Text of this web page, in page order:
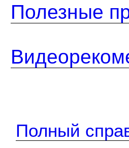
Полезные
Полный